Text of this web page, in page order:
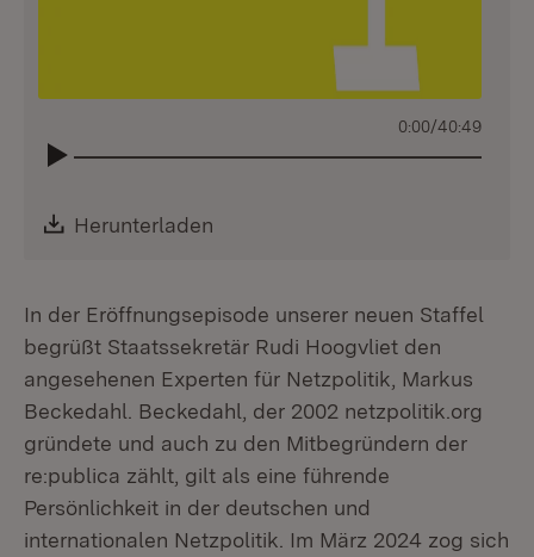
0:00/40:49
Download:
Herunterladen
In der Eröffnungsepisode unserer neuen Staffel
begrüßt Staatssekretär Rudi Hoogvliet den
angesehenen Experten für Netzpolitik, Markus
Beckedahl. Beckedahl, der 2002 netzpolitik.org
gründete und auch zu den Mitbegründern der
re:publica zählt, gilt als eine führende
Persönlichkeit in der deutschen und
internationalen Netzpolitik. Im März 2024 zog sich